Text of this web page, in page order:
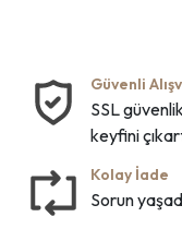
Güvenli
SSL
keyfini
Kolay İade
Sorun